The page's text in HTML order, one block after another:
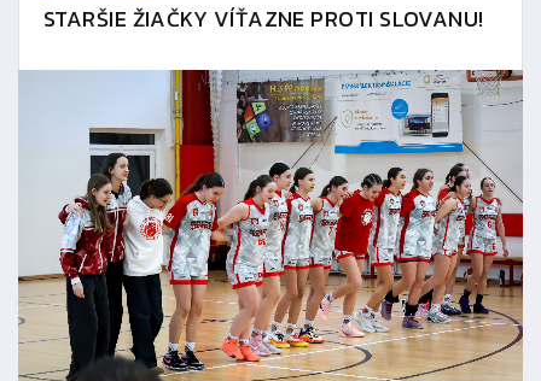
STARŠIE ŽIAČKY VÍŤAZNE PROTI SLOVANU!